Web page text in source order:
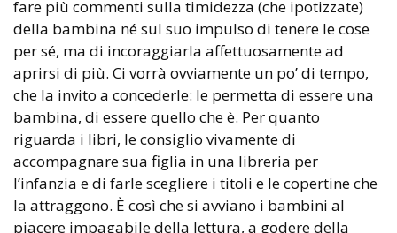
fare più commenti sulla timidezza (che ipotizzate)
della bambina né sul suo impulso di tenere le cose
per sé, ma di incoraggiarla affettuosamente ad
aprirsi di più. Ci vorrà ovviamente un po’ di tempo,
che la invito a concederle: le permetta di essere una
bambina, di essere quello che è. Per quanto
riguarda i libri, le consiglio vivamente di
accompagnare sua figlia in una libreria per
l’infanzia e di farle scegliere i titoli e le copertine che
la attraggono. È così che si avviano i bambini al
piacere impagabile della lettura, a godere della